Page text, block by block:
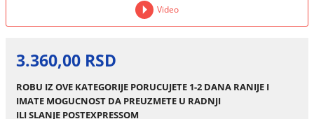
Video
3.360,00 RSD
ROBU IZ OVE KATEGORIJE PORUCUJETE 1-2 DANA RANIJE I
IMATE MOGUCNOST DA PREUZMETE U RADNJI
ILI SLANJE POSTEXPRESSOM